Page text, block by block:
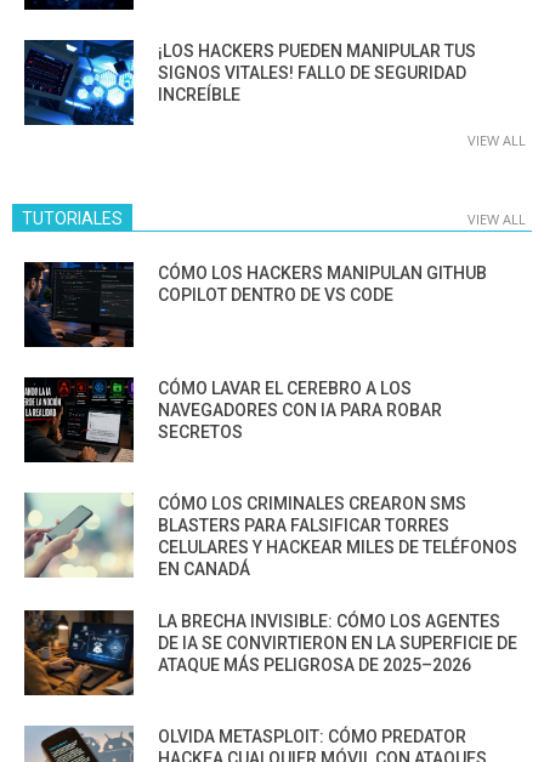
¡LOS HACKERS PUEDEN MANIPULAR TUS
SIGNOS VITALES! FALLO DE SEGURIDAD
INCREÍBLE
VIEW ALL
TUTORIALES VIEW ALL
CÓMO LOS HACKERS MANIPULAN GITHUB
COPILOT DENTRO DE VS CODE
CÓMO LAVAR EL CEREBRO A LOS
NAVEGADORES CON IA PARA ROBAR
SECRETOS
CÓMO LOS CRIMINALES CREARON SMS
BLASTERS PARA FALSIFICAR TORRES
CELULARES Y HACKEAR MILES DE TELÉFONOS
EN CANADÁ
LA BRECHA INVISIBLE: CÓMO LOS AGENTES
DE IA SE CONVIRTIERON EN LA SUPERFICIE DE
ATAQUE MÁS PELIGROSA DE 2025–2026
OLVIDA METASPLOIT: CÓMO PREDATOR
HACKEA CUALQUIER MÓVIL CON ATAQUES